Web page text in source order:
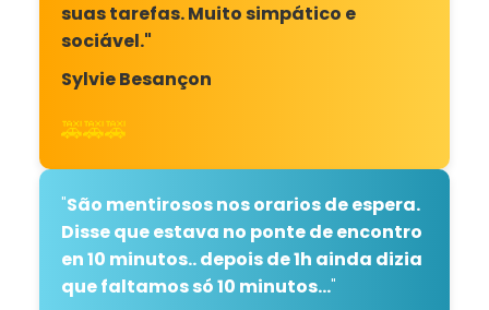
suas tarefas. Muito simpático e
sociável."
Sylvie Besançon
🚕🚕🚕
"São mentirosos nos orarios de espera.
Disse que estava no ponte de encontro
en 10 minutos.. depois de 1h ainda dizia
que faltamos só 10 minutos..."